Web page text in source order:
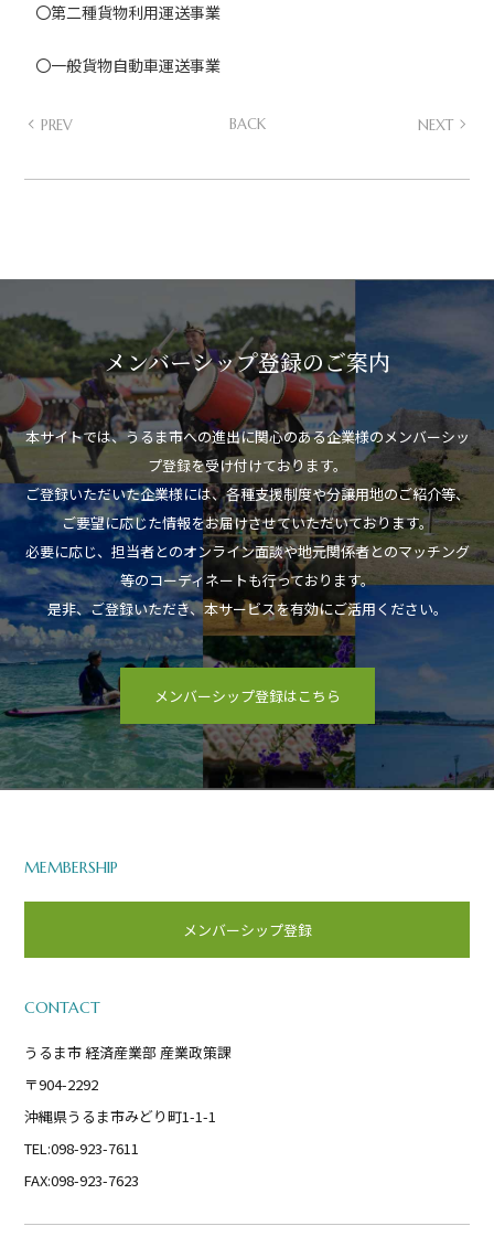
〇第二種貨物利用運送事業
〇一般貨物自動車運送事業
PREV NEXT
BACK
メンバーシップ登録のご案内
本サイトでは、うるま市への進出に関心のある企業様のメンバーシッ
プ登録を受け付けております。
ご登録いただいた企業様には、各種支援制度や分譲用地のご紹介等、
ご要望に応じた情報をお届けさせていただいております。
必要に応じ、担当者とのオンライン面談や地元関係者とのマッチング
等のコーディネートも行っております。
是非、ご登録いただき、本サービスを有効にご活用ください。
メンバーシップ登録はこちら
MEMBERSHIP
メンバーシップ登録
CONTACT
うるま市 経済産業部 産業政策課
〒904-2292
沖縄県うるま市みどり町1-1-1
TEL:098-923-7611
FAX:098-923-7623